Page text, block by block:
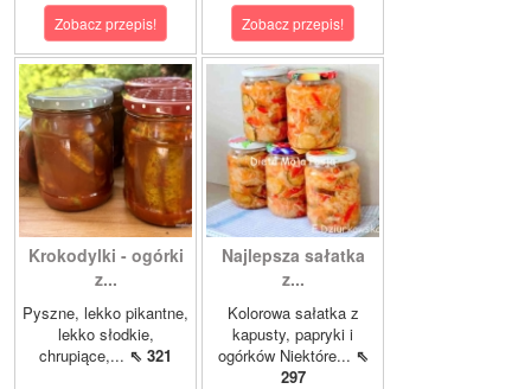
Zobacz przepis! Zobacz przepis!
Krokodylki - ogórki
z...
Pyszne, lekko pikantne,
lekko słodkie,
chrupiące,... ⇖ 321
Najlepsza sałatka
z...
Kolorowa sałatka z
kapusty, papryki i
ogórków Niektóre... ⇖
297